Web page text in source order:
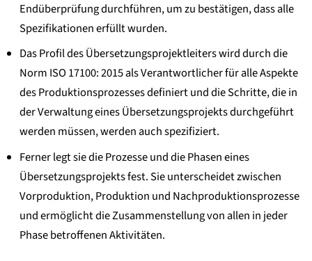
Endüberprüfung durchführen, um zu bestätigen, dass alle
Spezifikationen erfüllt wurden.
Das Profil des Übersetzungsprojektleiters wird durch die
Norm ISO 17100: 2015 als Verantwortlicher für alle Aspekte
des Produktionsprozesses definiert und die Schritte, die in
der Verwaltung eines Übersetzungsprojekts durchgeführt
werden müssen, werden auch spezifiziert.
Ferner legt sie die Prozesse und die Phasen eines
Übersetzungsprojekts fest. Sie unterscheidet zwischen
Vorproduktion, Produktion und Nachproduktionsprozesse
und ermöglicht die Zusammenstellung von allen in jeder
Phase betroffenen Aktivitäten.